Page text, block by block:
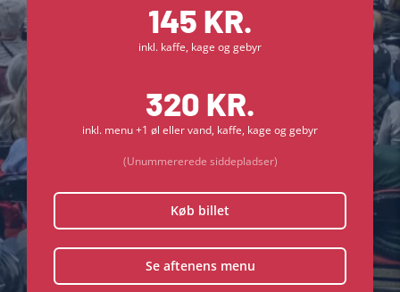
145 KR.
inkl. kaffe, kage og gebyr
320 KR.
inkl. menu +1 øl eller vand, kaffe, kage og gebyr
(Unummererede siddepladser)
Køb billet
Se aftenens menu